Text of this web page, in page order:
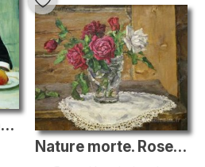
Portrait de E.E. Lansere
Nature morte. Roses sur un fond jaune.